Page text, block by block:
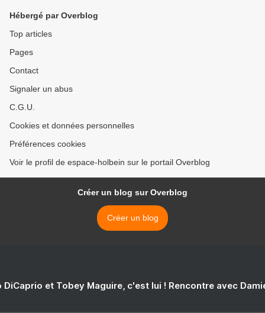
Hébergé par Overblog
Top articles
Pages
Contact
Signaler un abus
C.G.U.
Cookies et données personnelles
Préférences cookies
Voir le profil de espace-holbein sur le portail Overblog
Créer un blog sur Overblog
Créer un blog
DiCaprio et Tobey Maguire, c'est lui ! Rencontre avec